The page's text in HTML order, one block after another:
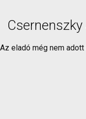
Az eladó még nem